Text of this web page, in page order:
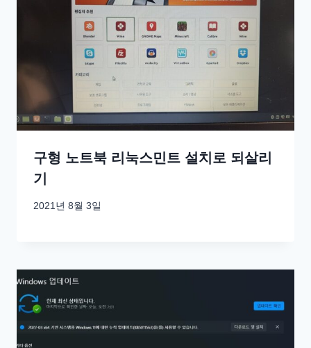
구형 노트북 리눅스민트 설치로 되살리
기
2021년 8월 3일